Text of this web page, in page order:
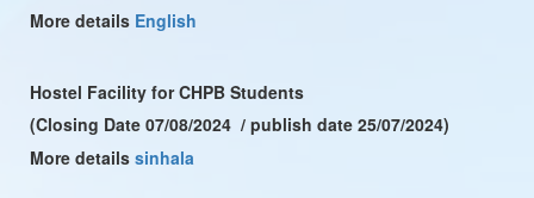
More details English
Hostel Facility for CHPB Students
(Closing Date 07/08/2024 / publish date 25/07/2024)
More details sinhala